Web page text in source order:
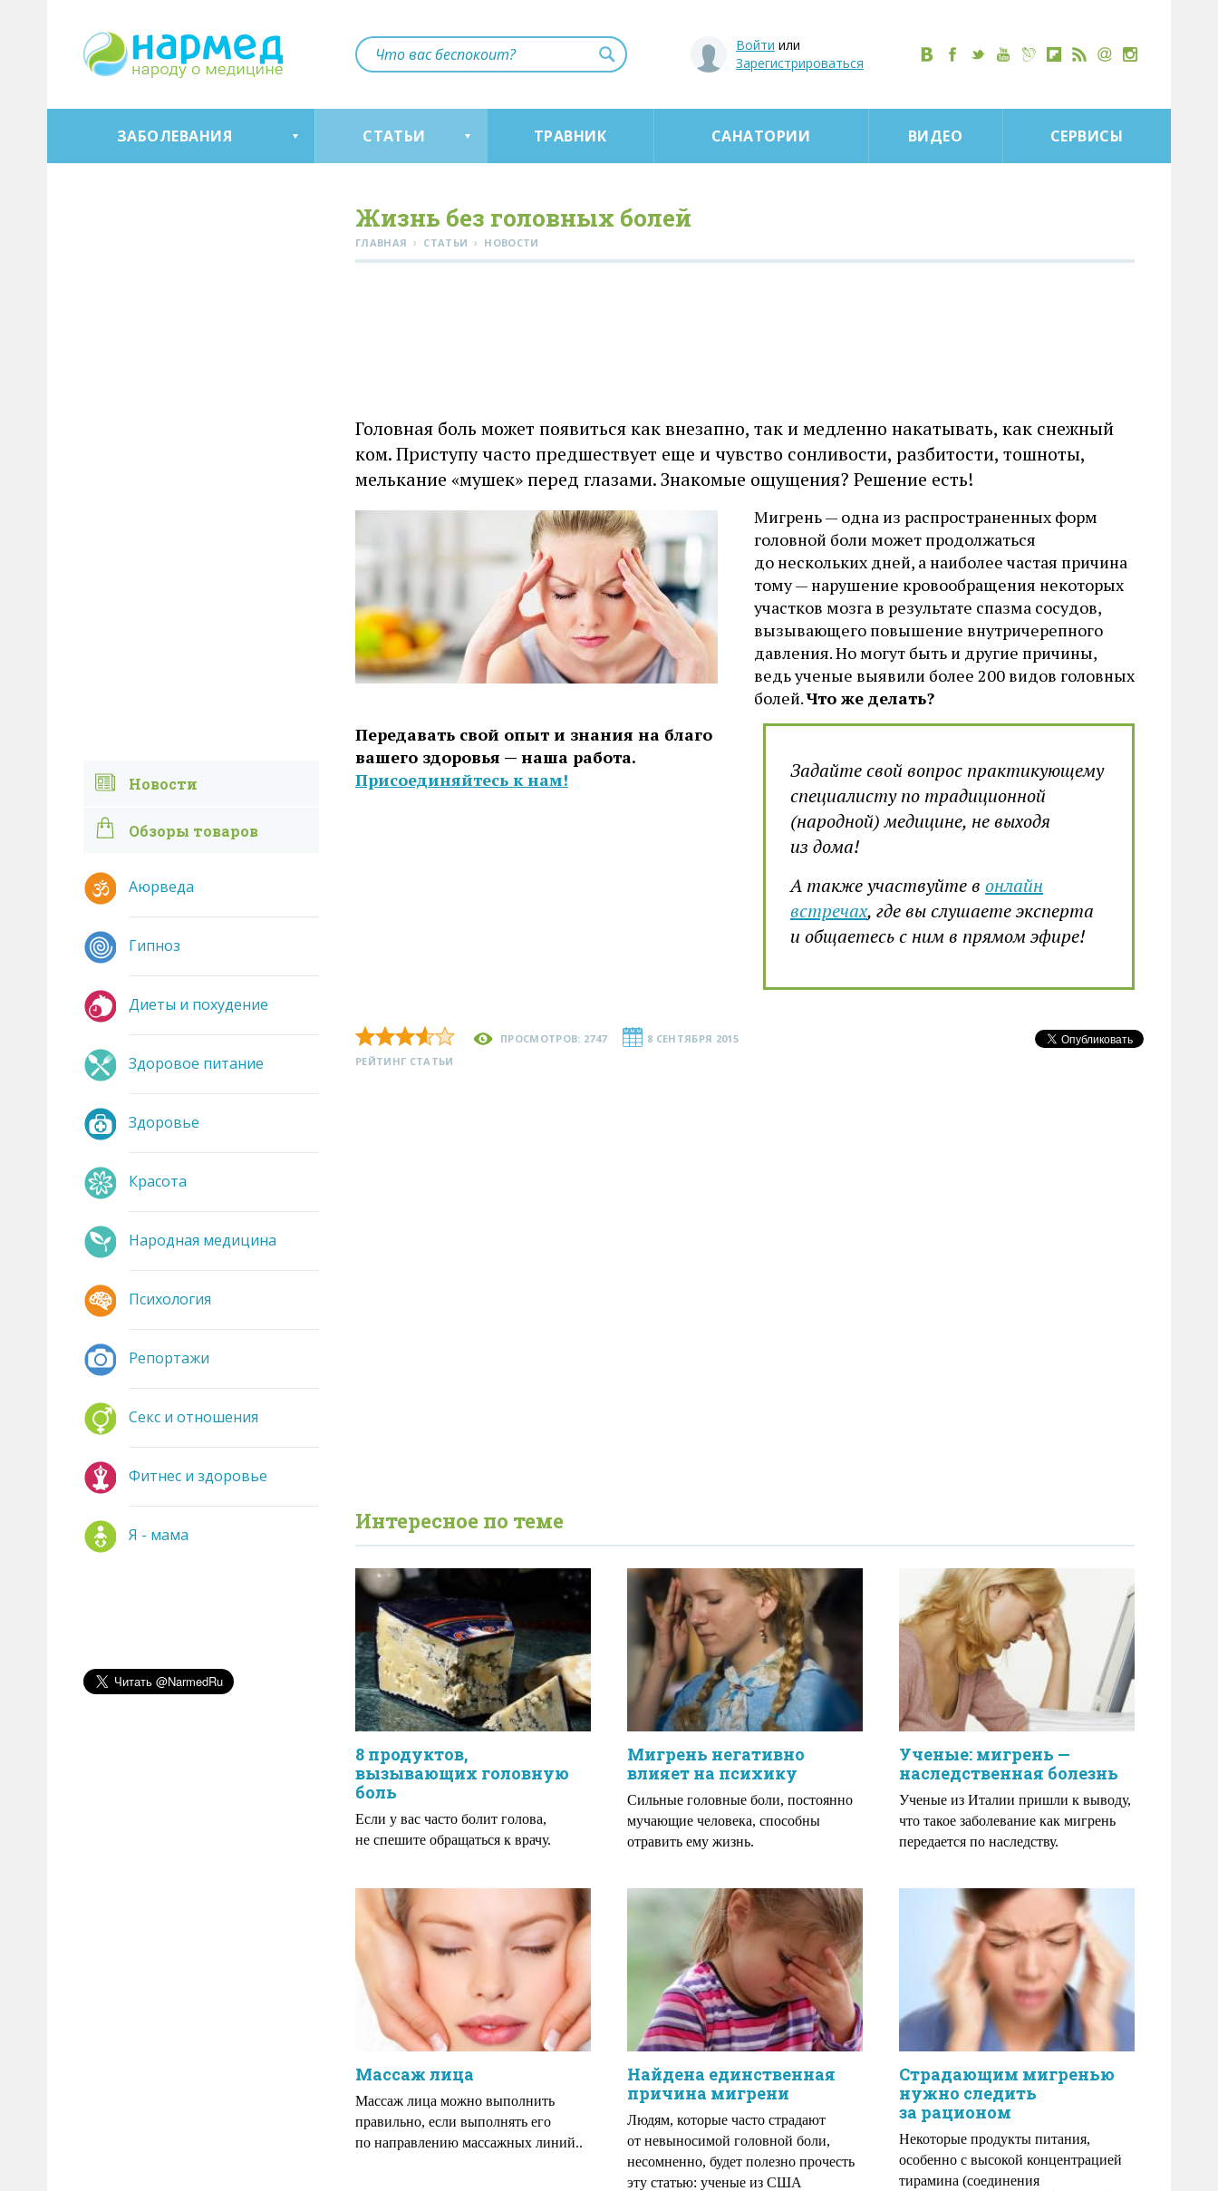
Войти или
Зарегистрироваться
ЗАБОЛЕВАНИЯ СТАТЬИ ТРАВНИК САНАТОРИИ ВИДЕО СЕРВИСЫ
Жизнь без головных болей
ГЛАВНАЯ › СТАТЬИ › НОВОСТИ
Головная боль может появиться как внезапно, так и медленно накатывать, как снежный
ком. Приступу часто предшествует еще и чувство сонливости, разбитости, тошноты,
мелькание «мушек» перед глазами. Знакомые ощущения? Решение есть!
Мигрень — одна из распространенных форм
головной боли может продолжаться
до нескольких дней, а наиболее частая причина
тому — нарушение кровообращения некоторых
участков мозга в результате спазма сосудов,
вызывающего повышение внутричерепного
давления. Но могут быть и другие причины,
ведь ученые выявили более 200 видов головных
болей.Что же делать?
Задайте свой вопрос практикующему
специалисту по традиционной
(народной) медицине, не выходя
из дома!
А также участвуйте в онлайн
встречах, где вы слушаете эксперта
и общаетесь с ним в прямом эфире!
Передавать свой опыт и знания на благо
вашего здоровья — наша работа.
Присоединяйтесь к нам!
РЕЙТИНГ СТАТЬИ
ПРОСМОТРОВ: 2747 8 СЕНТЯБРЯ 2015
Интересное по теме
8 продуктов,
вызывающих головную
боль
Если у вас часто болит голова,
не спешите обращаться к врачу.
Мигрень негативно
влияет на психику
Сильные головные боли, постоянно
мучающие человека, способны
отравить ему жизнь.
Ученые: мигрень —
наследственная болезнь
Ученые из Италии пришли к выводу,
что такое заболевание как мигрень
передается по наследству.
Массаж лица
Массаж лица можно выполнить
правильно, если выполнять его
по направлению массажных линий..
Найдена единственная
причина мигрени
Людям, которые часто страдают
от невыносимой головной боли,
несомненно, будет полезно прочесть
эту статью: ученые из США
Страдающим мигренью
нужно следить
за рационом
Некоторые продукты питания,
особенно с высокой концентрацией
тирамина (соединения
Новости
Обзоры товаров
Аюрведа
Гипноз
Диеты и похудение
Здоровое питание
Здоровье
Красота
Народная медицина
Психология
Репортажи
Секс и отношения
Фитнес и здоровье
Я - мама